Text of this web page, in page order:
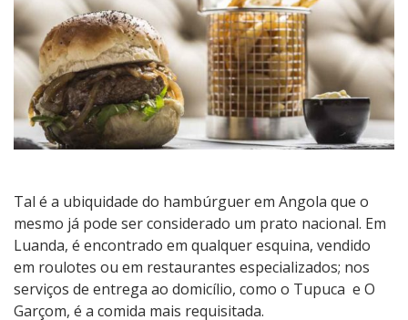
Tal é a ubiquidade do hambúrguer em Angola que o
mesmo já pode ser considerado um prato nacional. Em
Luanda, é encontrado em qualquer esquina, vendido
em roulotes ou em restaurantes especializados; nos
serviços de entrega ao domicílio, como o Tupuca e O
Garçom, é a comida mais requisitada.